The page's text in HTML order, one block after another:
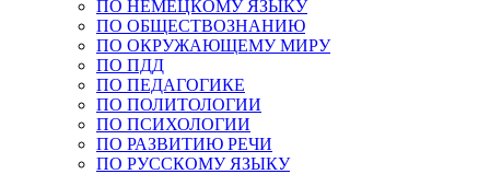
ПО НЕМЕЦКОМУ ЯЗЫКУ
ПО ОБЩЕСТВОЗНАНИЮ
ПО ОКРУЖАЮЩЕМУ МИРУ
ПО ПДД
ПО ПЕДАГОГИКЕ
ПО ПОЛИТОЛОГИИ
ПО ПСИХОЛОГИИ
ПО РАЗВИТИЮ РЕЧИ
ПО РУССКОМУ ЯЗЫКУ